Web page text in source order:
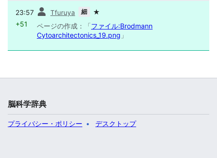
23:57 Tfuruya 細
+51 ページの作成：「 ファイル:Brodmann
Cytoarchitectonics_19.png 」
★
脳科学辞典
プライバシー・ポリシー デスクトップ